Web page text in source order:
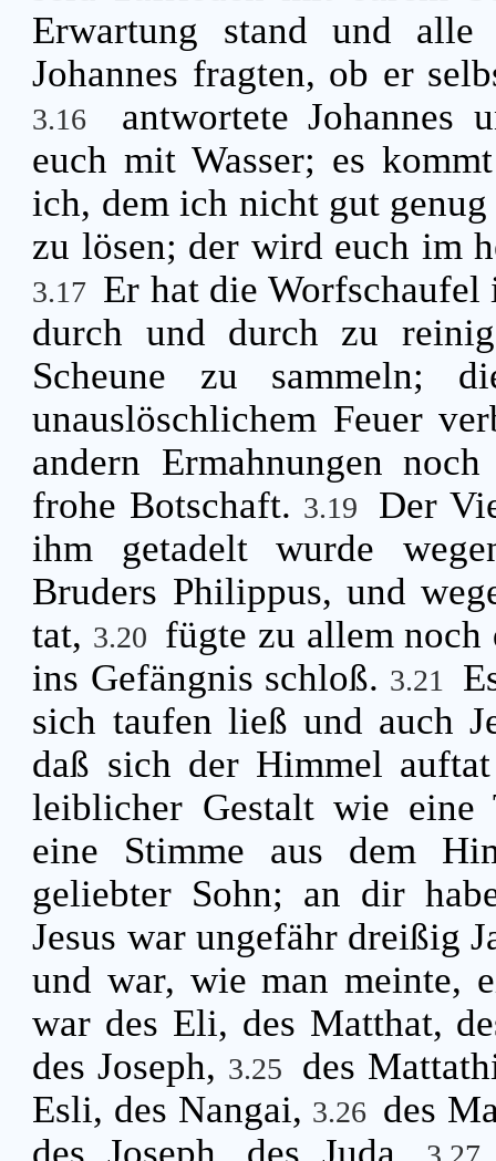
Erwartung stand und
Johannes fragten, ob er
3.16
antwortete Johannes
euch mit Wasser; es
ich, dem ich nicht gut
zu lösen; der wird euch im
3.17 Er hat die Worfschaufel
durch und durch zu
Scheune zu sammeln;
unauslöschlichem Feuer
andern Ermahnungen
frohe Botschaft. 3.19
Der
ihm getadelt wurde
Bruders Philippus, und
tat, 3.20 fügte zu allem noch
ins Gefängnis schloß. 3.21
sich taufen ließ und auch
daß sich der Himmel
leiblicher Gestalt wie eine
eine Stimme aus dem
geliebter Sohn; an dir
Jesus war ungefähr dreißig
und war, wie man meinte,
war des Eli, des Matthat,
des Joseph, 3.25
des
Esli, des Nangai, 3.26 des
des Joseph, des Juda,